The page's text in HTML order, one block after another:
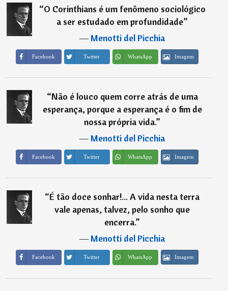
“O Corinthians é um fenômeno sociológico
a ser estudado em profundidade”
―Menotti del Picchia
Facebook Twitter WhatsApp Imagem
“Não é louco quem corre atrás de uma
esperança, porque a esperança é o fim de
nossa própria vida.”
―Menotti del Picchia
Facebook Twitter WhatsApp Imagem
“É tão doce sonhar!... A vida nesta terra
vale apenas, talvez, pelo sonho que
encerra.”
―Menotti del Picchia
Facebook Twitter WhatsApp Imagem